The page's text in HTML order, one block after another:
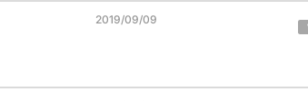
2019/09/09